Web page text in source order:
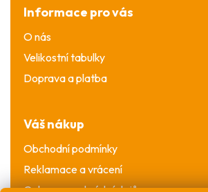
Informace pro vás
O nás
Velikostní tabulky
Doprava a platba
Váš nákup
Obchodní podmínky
Reklamace a vrácení